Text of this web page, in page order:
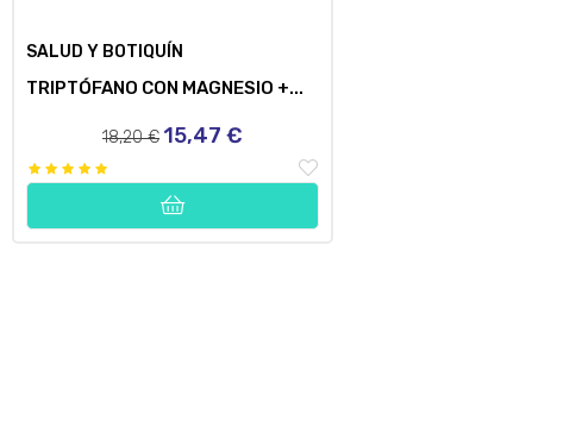
SALUD Y BOTIQUÍN
TRIPTÓFANO CON MAGNESIO +...
Precio
18,20 € Precio
15,47 €